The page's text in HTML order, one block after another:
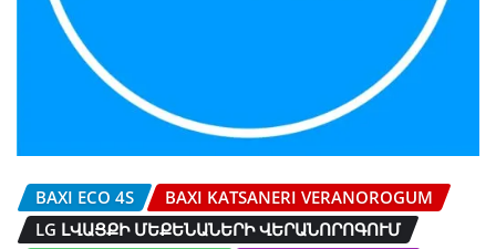
BAXI ECO 4S
BAXI KATSANERI VERANOROGUM
LG ԼՎԱՑՔԻ ՄԵՔԵՆԱՆԵՐԻ ՎԵՐԱՆՈՐՈԳՈՒՄ